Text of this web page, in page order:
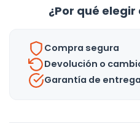
¿Por qué
Compra segura
Devolución o
Garantía de entrega